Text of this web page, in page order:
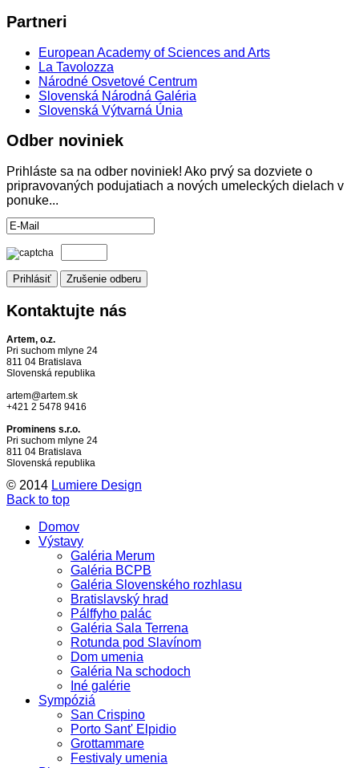
Partneri
European Academy of Sciences and Arts
La Tavolozza
Národné Osvetové Centrum
Slovenská Národná Galéria
Slovenská Výtvarná Únia
Odber noviniek
Prihláste sa na odber noviniek! Ako prvý sa dozviete o
pripravovaných podujatiach a nových umeleckých dielach v
ponuke...
Kontaktujte nás
Artem, o.z.
Pri suchom mlyne 24
811 04 Bratislava
Slovenská republika
artem@artem.sk
+421 2 5478 9416
Prominens s.r.o.
Pri suchom mlyne 24
811 04 Bratislava
Slovenská republika
© 2014 Lumiere Design
Back to top
Domov
Výstavy
Galéria Merum
Galéria BCPB
Galéria Slovenského rozhlasu
Bratislavský hrad
Pálffyho palác
Galéria Sala Terrena
Rotunda pod Slavínom
Dom umenia
Galéria Na schodoch
Iné galérie
Sympóziá
San Crispino
Porto Sant' Elpidio
Grottammare
Festivaly umenia